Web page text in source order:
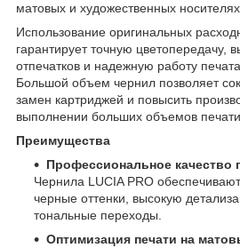
матовых и художественных
Использование оригинальных
гарантирует точную цветопередачу,
отпечатков и надежную работу
Большой объем чернил позволяет
замен картриджей и повысить
выполнении больших объемов
Преимущества
Профессиональное качество
Чернила LUCIA PRO
черные оттенки, высокую
тональные переходы.
Оптимизация печати на